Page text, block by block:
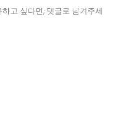
고 싶다면, 댓글로 남겨주세